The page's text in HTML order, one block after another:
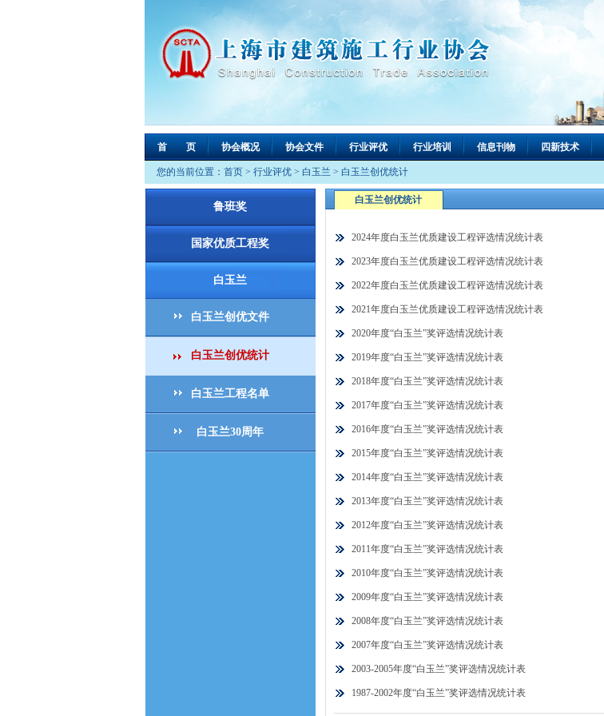
首 页 协会概况 协会文件 行业评优 行业培训 信息刊物 四新技术
您的当前位置： 首页 > 行业评优 > 白玉兰 > 白玉兰创优统计
鲁班奖
国家优质工程奖
白玉兰
白玉兰创优文件
白玉兰创优统计
白玉兰工程名单
白玉兰30周年
白玉兰创优统计
2024年度白玉兰优质建设工程评选情况统计表
2023年度白玉兰优质建设工程评选情况统计表
2022年度白玉兰优质建设工程评选情况统计表
2021年度白玉兰优质建设工程评选情况统计表
2020年度“白玉兰”奖评选情况统计表
2019年度“白玉兰”奖评选情况统计表
2018年度“白玉兰”奖评选情况统计表
2017年度“白玉兰”奖评选情况统计表
2016年度“白玉兰”奖评选情况统计表
2015年度“白玉兰”奖评选情况统计表
2014年度“白玉兰”奖评选情况统计表
2013年度“白玉兰”奖评选情况统计表
2012年度“白玉兰”奖评选情况统计表
2011年度“白玉兰”奖评选情况统计表
2010年度“白玉兰”奖评选情况统计表
2009年度“白玉兰”奖评选情况统计表
2008年度“白玉兰”奖评选情况统计表
2007年度“白玉兰”奖评选情况统计表
2003-2005年度“白玉兰”奖评选情况统计表
1987-2002年度“白玉兰”奖评选情况统计表